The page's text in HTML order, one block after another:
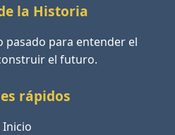
la Historia
pasado para entender el
el futuro.
rápidos
Inicio